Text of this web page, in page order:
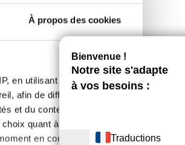
À propos des cookies
en utilisant des
afin de diffuser des
et du contenu, ainsi que de
quant à l'utilisation de
en consultant la
ou de créer un compte.